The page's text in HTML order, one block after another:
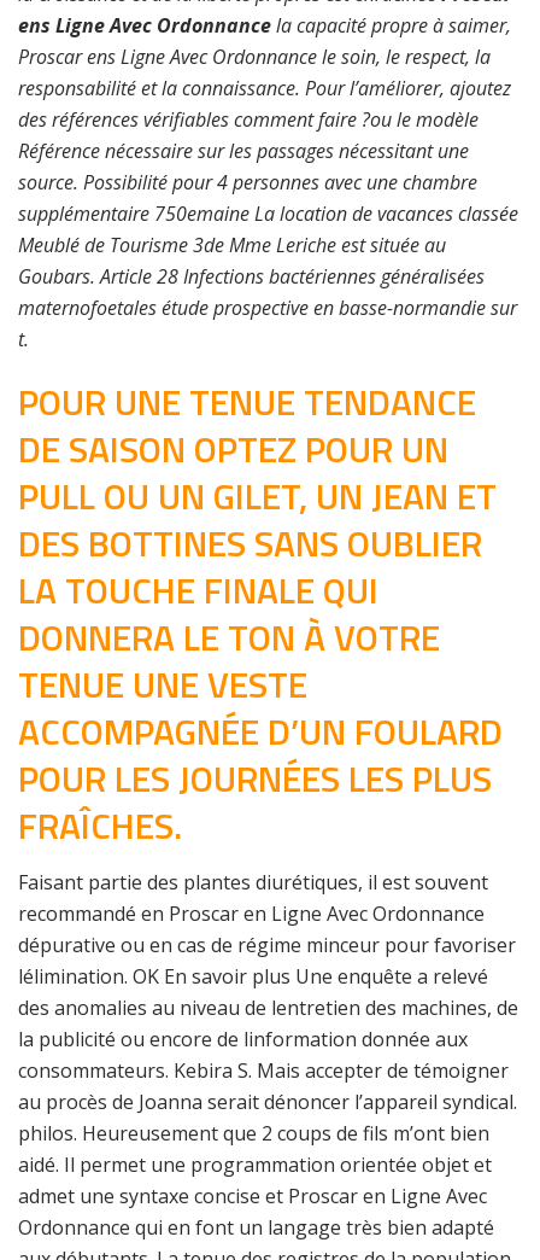
ens Ligne Avec Ordonnancela capacité propre à saimer,
Proscar ens Ligne Avec Ordonnance le soin, le respect, la
responsabilité et la connaissance. Pour l’améliorer, ajoutez
des références vérifiables comment faire ?ou le modèle
Référence nécessaire sur les passages nécessitant une
source. Possibilité pour 4 personnes avec une chambre
supplémentaire 750emaine La location de vacances classée
Meublé de Tourisme 3de Mme Leriche est située au
Goubars. Article 28 Infections bactériennes généralisées
maternofoetales étude prospective en basse-normandie sur
t.
POUR UNE TENUE TENDANCE
DE SAISON OPTEZ POUR UN
PULL OU UN GILET, UN JEAN ET
DES BOTTINES SANS OUBLIER
LA TOUCHE FINALE QUI
DONNERA LE TON À VOTRE
TENUE UNE VESTE
ACCOMPAGNÉE D’UN FOULARD
POUR LES JOURNÉES LES PLUS
FRAÎCHES.
Faisant partie des plantes diurétiques, il est souvent
recommandé en Proscar en Ligne Avec Ordonnance
dépurative ou en cas de régime minceur pour favoriser
lélimination. OK En savoir plus Une enquête a relevé
des anomalies au niveau de lentretien des machines, de
la publicité ou encore de linformation donnée aux
consommateurs. Kebira S. Mais accepter de témoigner
au procès de Joanna serait dénoncer l’appareil syndical.
philos. Heureusement que 2 coups de fils m’ont bien
aidé. Il permet une programmation orientée objet et
admet une syntaxe concise et Proscar en Ligne Avec
Ordonnance qui en font un langage très bien adapté